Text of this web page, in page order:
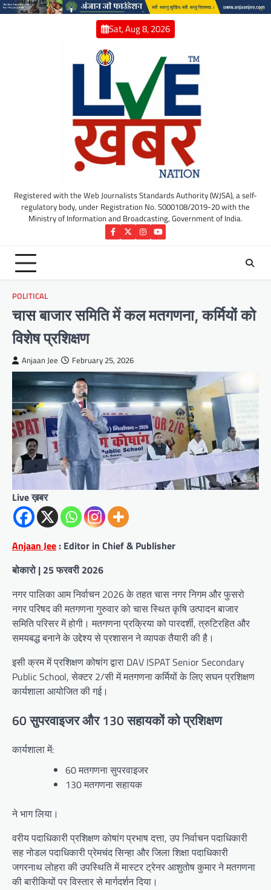
Skip
Sat, Aug 8, 2026
Registered with the Web Journalists Standards Authority (WJSA), a self-
regulatory body, under Registration No. S000108/2019-20 with the
Ministry of Information and Broadcasting, Government of India.
Facebook
TwitterInstagram
YouTube
POLITICAL
चास बाजार समिति में कल मतगणना, कर्मियों को
विशेष प्रशिक्षण
Anjaan Jee February 25, 2026
Live ख़बर
Anjaan Jee : Editor in Chief & Publisher
बोकारो | 25 फरवरी 2026
नगर पालिका आम निर्वाचन 2026 के तहत चास नगर निगम और फुसरो
नगर परिषद की मतगणना गुरुवार को चास स्थित कृषि उत्पादन बाजार
समिति परिसर में होगी। मतगणना प्रक्रिया को पारदर्शी, त्रुटिरहित और
समयबद्ध बनाने के उद्देश्य से प्रशासन ने व्यापक तैयारी की है।
इसी क्रम में प्रशिक्षण कोषांग द्वारा DAV ISPAT Senior Secondary
Public School, सेक्टर 2/सी में मतगणना कर्मियों के लिए सघन प्रशिक्षण
कार्यशाला आयोजित की गई।
60 सुपरवाइजर और 130 सहायकों को प्रशिक्षण
कार्यशाला में:
60 मतगणना सुपरवाइजर
130 मतगणना सहायक
ने भाग लिया।
वरीय पदाधिकारी प्रशिक्षण कोषांग प्रभाष दत्ता, उप निर्वाचन पदाधिकारी
सह नोडल पदाधिकारी प्रेमचंद सिन्हा और जिला शिक्षा पदाधिकारी
जगरनाथ लोहरा की उपस्थिति में मास्टर ट्रेनर आशुतोष कुमार ने मतगणना
की बारीकियों पर विस्तार से मार्गदर्शन दिया।